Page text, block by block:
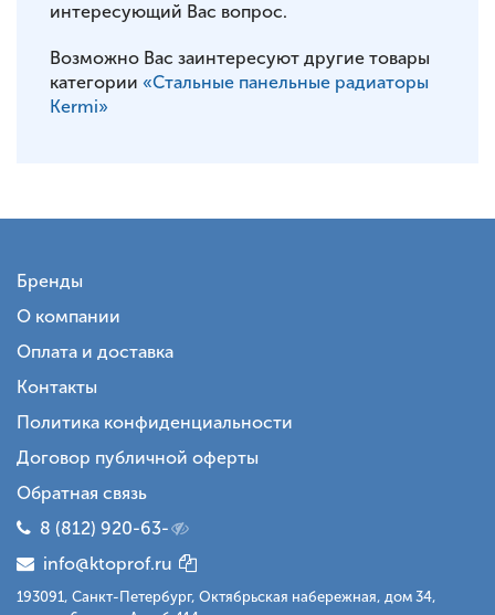
интересующий Вас вопрос.
Возможно Вас заинтересуют другие товары
категории «Стальные панельные радиаторы
Kermi»
Бренды
О компании
Оплата и доставка
Контакты
Политика конфиденциальности
Договор публичной оферты
Обратная связь
8 (812) 920-63-
info@ktoprof.ru
193091, Санкт-Петербург, Октябрьская набережная, дом 34,